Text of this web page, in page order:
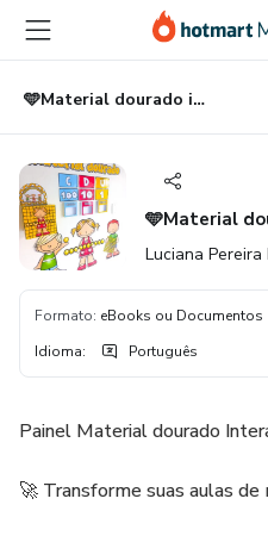
para
conteúdo
principal
para
pagamento
para
rodapé
🩵Material dourado interativo 🩵
🩵Material
Luciana Pereira
Formato: eBooks ou Documentos
Idioma: Português
Painel Material dourado
🚀 Transforme suas aulas